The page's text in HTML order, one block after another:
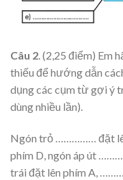
Câu 2. (2,25 điểm) Em
thiếu để hướng dẫn
dụng các cụm từ gợi ý
dùng nhiều lần).
Ngón trỏ …………… đặt
phím D, ngón áp út
trái đặt lên phím A,